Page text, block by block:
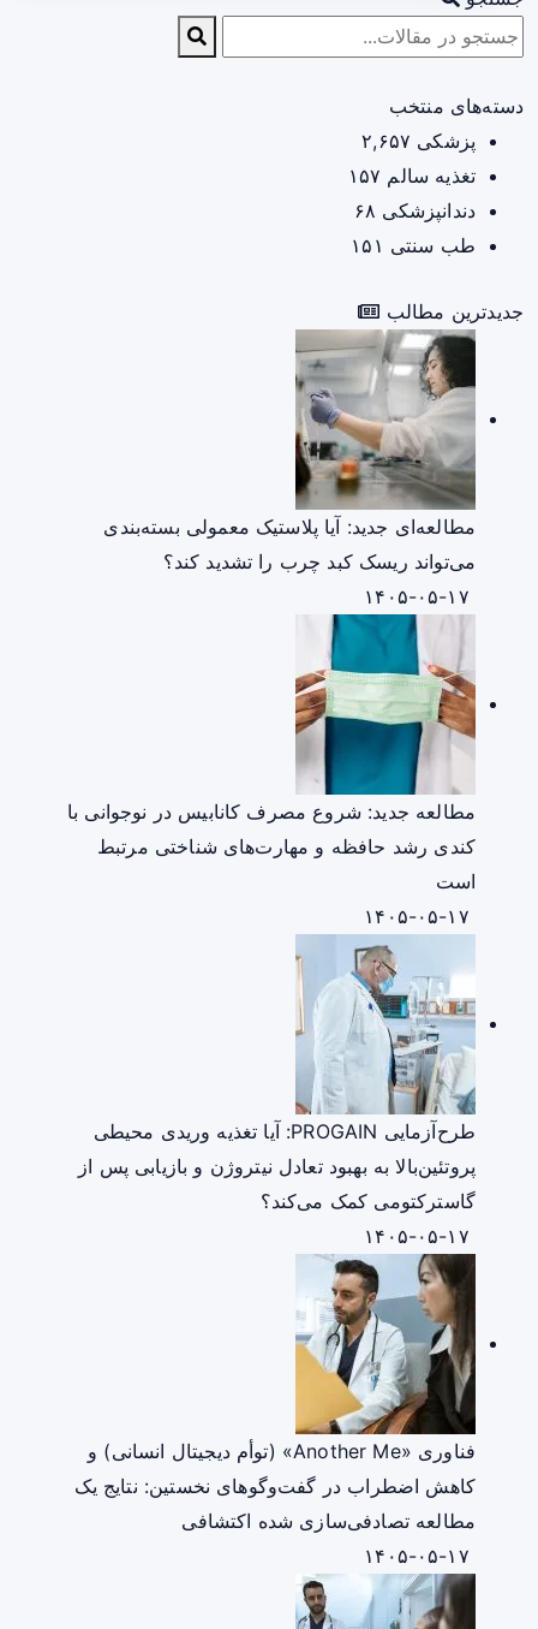
دسته‌های منتخب
پزشکی ۲,۶۵۷
تغذیه سالم ۱۵۷
دندانپزشکی ۶۸
طب سنتی ۱۵۱
جدیدترین مطالب
مطالعه‌ای جدید: آیا پلاستیک معمولی بسته‌بندی
می‌تواند ریسک کبد چرب را تشدید کند؟
مطالعه جدید: شروع مصرف کانابیس در نوجوانی با
کندی رشد حافظه و مهارت‌های شناختی مرتبط
است
طرح‌آزمایی PROGAIN: آیا تغذیه وریدی محیطی
پروتئین‌بالا به بهبود تعادل نیتروژن و بازیابی پس از
گاسترکتومی کمک می‌کند؟
فناوری «Another Me» (توأم دیجیتال انسانی) و
کاهش اضطراب در گفت‌وگوهای نخستین: نتایج یک
مطالعه تصادفی‌سازی شده اکتشافی